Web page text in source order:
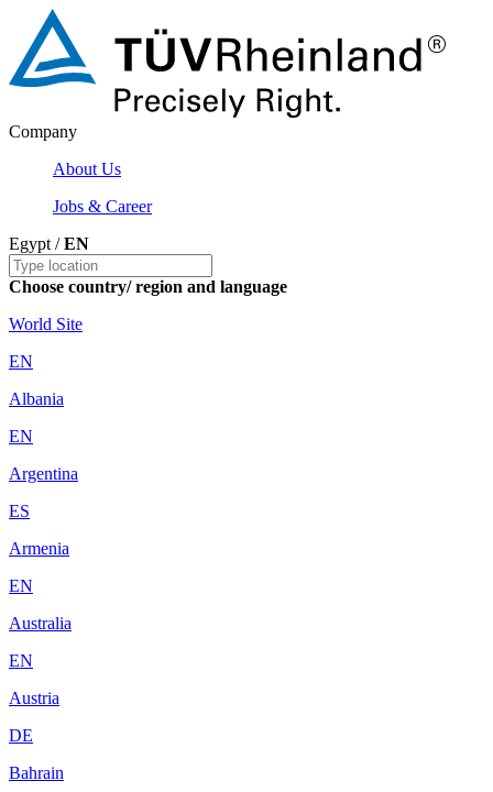
Company
About Us
Jobs & Career
Egypt /EN
Choose country/ region and language
World Site
EN
Albania
EN
Argentina
ES
Armenia
EN
Australia
EN
Austria
DE
Bahrain